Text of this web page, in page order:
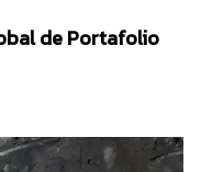
de Portafolio